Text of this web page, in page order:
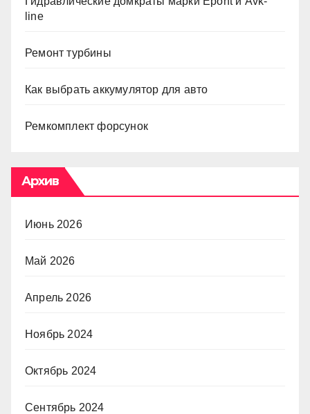
line
Ремонт турбины
Как выбрать аккумулятор для авто
Ремкомплект форсунок
Архив
Июнь 2026
Май 2026
Апрель 2026
Ноябрь 2024
Октябрь 2024
Сентябрь 2024